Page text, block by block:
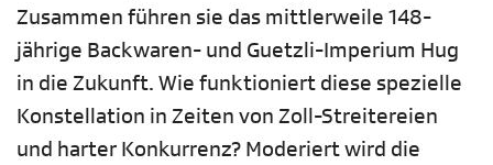
Zusammen führen sie das mittlerweile 148-
jährige Backwaren- und Guetzli-Imperium Hug
in die Zukunft. Wie funktioniert diese spezielle
Konstellation in Zeiten von Zoll-Streitereien
und harter Konkurrenz? Moderiert wird die